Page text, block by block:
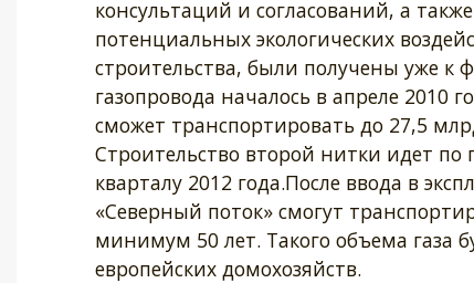
консультаций и согласований, а
потенциальных экологических
строительства, были получены уже к
газопровода началось в апреле 2010
сможет транспортировать до 27,5
Строительство второй нитки идет по
кварталу 2012 года.После ввода в
«Северный поток» смогут
минимум 50 лет. Такого объема газа
европейских домохозяйств.